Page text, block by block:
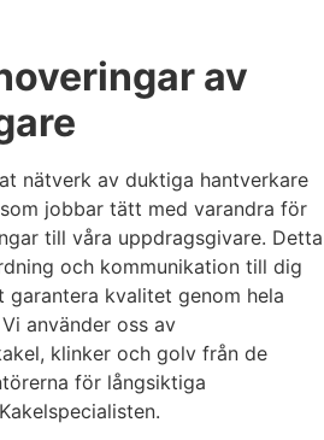
av
nätverk av duktiga hantverkare
jobbar tätt med varandra för
till våra uppdragsgivare. Detta
och kommunikation till dig
garantera kvalitet genom hela
använder oss av
klinker och golv från de
för långsiktiga